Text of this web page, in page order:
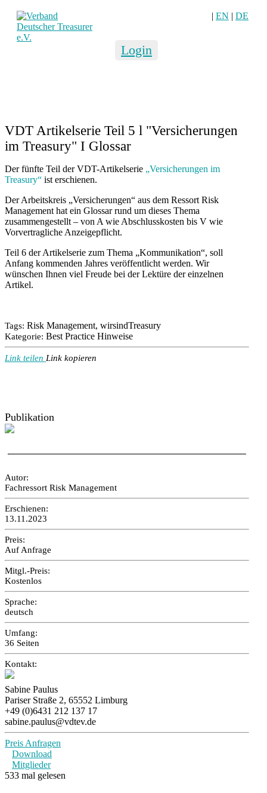
| EN | DE
Login
VDT Artikelserie Teil 5 l "Versicherungen
im Treasury" I Glossar
Der fünfte Teil der VDT-Artikelserie „Versicherungen im
Treasury“ ist erschienen.
Der Arbeitskreis „Versicherungen“ aus dem Ressort Risk
Management hat ein Glossar rund um dieses Thema
zusammengestellt – von A wie Abschlusskosten bis V wie
Vorvertragliche Anzeigepflicht.
Teil 6 der Artikelserie zum Thema „Kommunikation“, soll
Anfang kommenden Jahres veröffentlicht werden. Wir
wünschen Ihnen viel Freude bei der Lektüre der einzelnen
Artikel.
Tags: Risk Management, wirsindTreasury
Kategorie: Best Practice Hinweise
Link teilen Link kopieren
Publikation
Autor:
Fachressort Risk Management
Erschienen:
13.11.2023
Preis:
Auf Anfrage
Mitgl.-Preis:
Kostenlos
Sprache:
deutsch
Umfang:
36 Seiten
Kontakt:
Sabine Paulus
Pariser Straße 2, 65552 Limburg
+49 (0)6431 212 137 17
sabine.paulus@vdtev.de
Preis Anfragen
Download
Mitglieder
533 mal gelesen